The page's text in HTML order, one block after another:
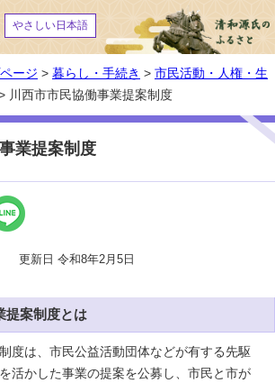
やさしい日本語
ージ > 暮らし・手続き > 市民活動・人権・生
川西市市民協働事業提案制度
業提案制度
更新日 令和8年2月5日
提案制度とは
度は、市民公益活動団体などが有する先駆
活かした事業の提案を公募し、市民と市が